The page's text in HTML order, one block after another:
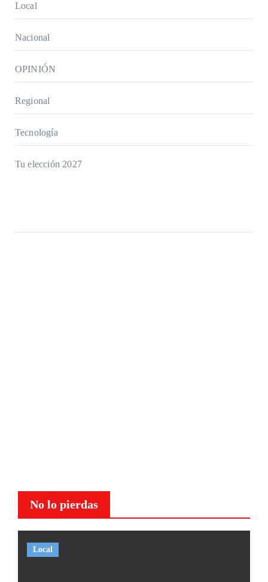
Local
Nacional
OPINIÓN
Regional
Tecnología
Tu elección 2027
No lo pierdas
Local